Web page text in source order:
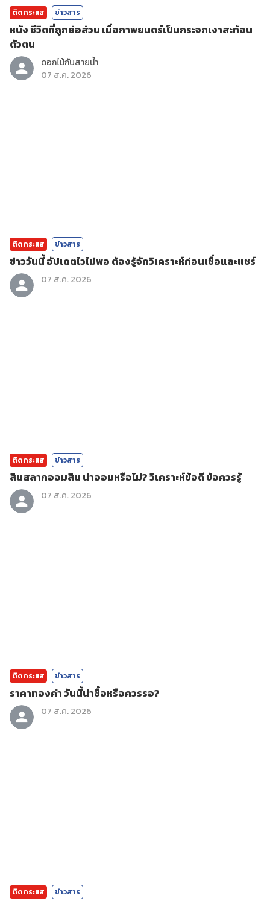
ติดกระแส ข่าวสาร
หนัง ชีวิตที่ถูกย่อส่วน เมื่อภาพยนตร์เป็นกระจกเงาสะท้อน
ตัวตน
ดอกไม้กับสายน้ำ
07 ส.ค. 2026
ติดกระแส ข่าวสาร
ข่าววันนี้ อัปเดตไวไม่พอ ต้องรู้จักวิเคราะห์ก่อนเชื่อและแชร์
07 ส.ค. 2026
ติดกระแส ข่าวสาร
สินสลากออมสิน น่าออมหรือไม่? วิเคราะห์ข้อดี ข้อควรรู้
07 ส.ค. 2026
ติดกระแส ข่าวสาร
ราคาทองคํา วันนี้น่าซื้อหรือควรรอ?
07 ส.ค. 2026
ติดกระแส ข่าวสาร